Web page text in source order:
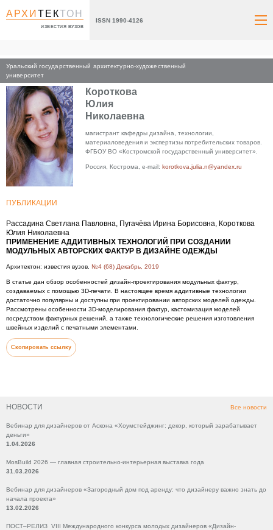
АРХИТЕКТОН
ИЗВЕСТИЯ ВУЗОВ
ISSN 1990-4126
Уральский государственный архитектурно-художественный
университет
НОВОСТИ Все новости
Вебинар для дизайнеров от Аскона «Хоумстейджинг: декор, который зарабатывает
деньги»
1.04.2026
MosBuild 2026 — главная строительно-интерьерная выставка года
31.03.2026
Вебинар для дизайнеров «Загородный дом под аренду: что дизайнеру важно знать до
начала проекта»
13.02.2026
ПОСТ–РЕЛИЗ VIII Международного конкурса молодых дизайнеров «Дизайн-
Главная
Короткова
Юлия
Николаевна
магистрант кафедры дизайна, технологии,
материаловедения и экспертизы потребительских товаров.
ФГБОУ ВО «Костромской государственный университет».
Россия, Кострома, e-mail: korotkova.julia.n@yandex.ru
ПУБЛИКАЦИИ
Рассадина Светлана Павловна, Пугачёва Ирина Борисовна, Короткова
Юлия Николаевна
ПРИМЕНЕНИЕ АДДИТИВНЫХ ТЕХНОЛОГИЙ ПРИ СОЗДАНИИ
МОДУЛЬНЫХ АВТОРСКИХ ФАКТУР В ДИЗАЙНЕ ОДЕЖДЫ
Архитектон: известия вузов. №4 (68) Декабрь, 2019
В статье дан обзор особенностей дизайн-проектирования модульных фактур,
создаваемых с помощью 3D-печати. В настоящее время аддитивные технологии
достаточно популярны и доступны при проектировании авторских моделей одежды.
Рассмотрены особенности 3D-моделирования фактур, кастомизация моделей
посредством фактурных решений, а также технологические решения изготовления
швейных изделий с печатными элементами.
Скопировать ссылку